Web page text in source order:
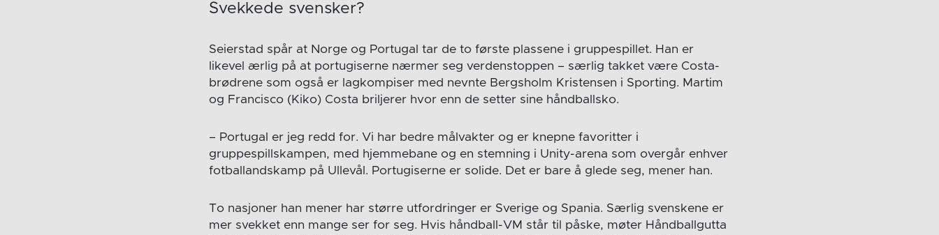
Svekkede svensker?
Seierstad spår at Norge og Portugal tar de to første plassene i gruppespillet. Han er
likevel ærlig på at portugiserne nærmer seg verdenstoppen – særlig takket være Costa-
brødrene som også er lagkompiser med nevnte Bergsholm Kristensen i Sporting. Martim
og Francisco (Kiko) Costa briljerer hvor enn de setter sine håndballsko.
– Portugal er jeg redd for. Vi har bedre målvakter og er knepne favoritter i
gruppespillskampen, med hjemmebane og en stemning i Unity-arena som overgår enhver
fotballandskamp på Ullevål. Portugiserne er solide. Det er bare å glede seg, mener han.
To nasjoner han mener har større utfordringer er Sverige og Spania. Særlig svenskene er
mer svekket enn mange ser for seg. Hvis håndball-VM står til påske, møter Håndballgutta